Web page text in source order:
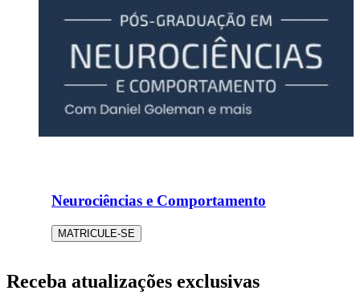
Neurociências e Comportamento
MATRICULE-SE
Receba atualizações exclusivas